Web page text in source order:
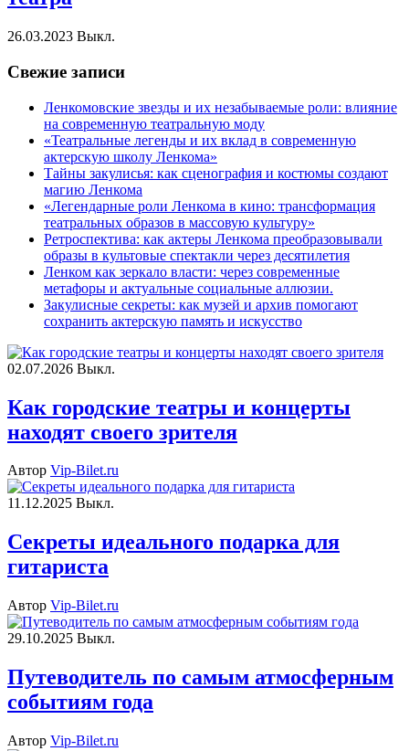
26.03.2023 Выкл.
Свежие записи
Ленкомовские звезды и их незабываемые роли: влияние
на современную театральную моду
«Театральные легенды и их вклад в современную
актерскую школу Ленкома»
Тайны закулисья: как сценография и костюмы создают
магию Ленкома
«Легендарные роли Ленкома в кино: трансформация
театральных образов в массовую культуру»
Ретроспектива: как актеры Ленкома преобразовывали
образы в культовые спектакли через десятилетия
Ленком как зеркало власти: через современные
метафоры и актуальные социальные аллюзии.
Закулисные секреты: как музей и архив помогают
сохранить актерскую память и искусство
02.07.2026 Выкл.
Как городские театры и концерты
находят своего зрителя
Автор Vip-Bilet.ru
11.12.2025 Выкл.
Секреты идеального подарка для
гитариста
Автор Vip-Bilet.ru
29.10.2025 Выкл.
Путеводитель по самым атмосферным
событиям года
Автор Vip-Bilet.ru